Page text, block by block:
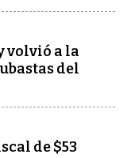
volvió a la
del
de $53